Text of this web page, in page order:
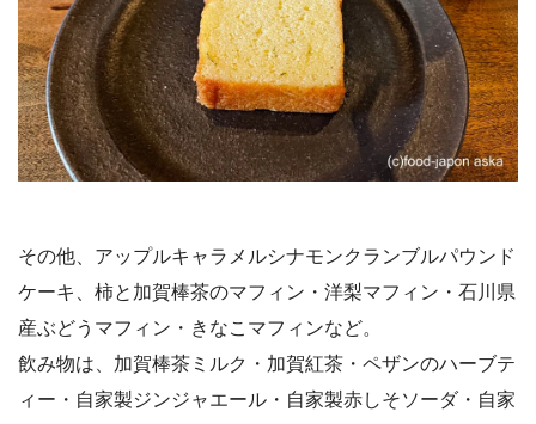
その他、アップルキャラメルシナモンクランブルパウンド
ケーキ、柿と加賀棒茶のマフィン・洋梨マフィン・石川県
産ぶどうマフィン・きなこマフィンなど。
飲み物は、加賀棒茶ミルク・加賀紅茶・ペザンのハーブテ
ィー・自家製ジンジャエール・自家製赤しそソーダ・自家